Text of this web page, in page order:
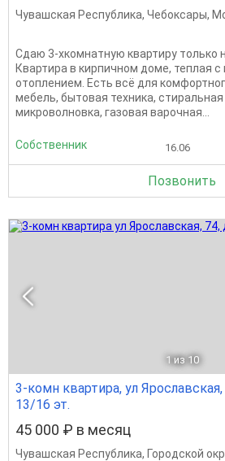
Чувашская Республика, Чебоксары,
Сдаю 3-хкoмнатную квартиру только
Квартира в кирпичном доме, теплая
отоплением. Есть всё для
мебель, бытовая техника,
микроволновка, газовая варочная...
Собственник 16.06
Позвонить
1 из 10
3-комн квартира, ул
13/16 эт.
45 000 ₽ в месяц
Чувашская Республика, Городской